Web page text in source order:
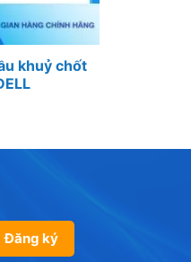
khuỷ chốt